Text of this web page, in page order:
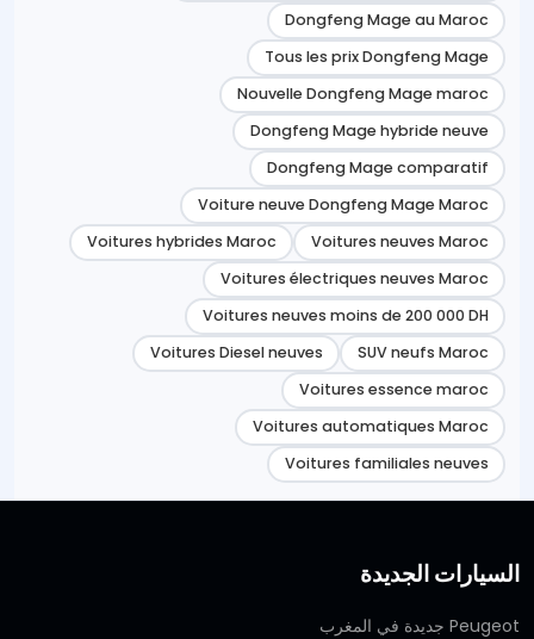
Dongfeng Mage au Maroc
Tous les prix Dongfeng Mage
Nouvelle Dongfeng Mage maroc
Dongfeng Mage hybride neuve
Dongfeng Mage comparatif
Voiture neuve Dongfeng Mage Maroc
Voitures neuves Maroc
Voitures hybrides Maroc
Voitures électriques neuves Maroc
Voitures neuves moins de 200 000 DH
SUV neufs Maroc
Voitures Diesel neuves
Voitures essence maroc
Voitures automatiques Maroc
Voitures familiales neuves
السيارات الجديدة
Peugeot جديدة في المغرب